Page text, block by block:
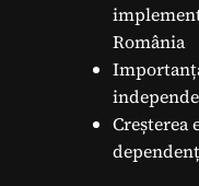
România
Creșterea